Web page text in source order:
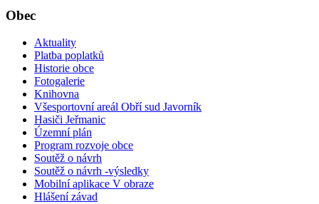
Obec
Aktuality
Platba poplatků
Historie obce
Fotogalerie
Knihovna
Všesportovní areál Obří sud Javorník
Hasiči Jeřmanic
Územní plán
Program rozvoje obce
Soutěž o návrh
Soutěž o návrh -výsledky
Mobilní aplikace V obraze
Hlášení závad